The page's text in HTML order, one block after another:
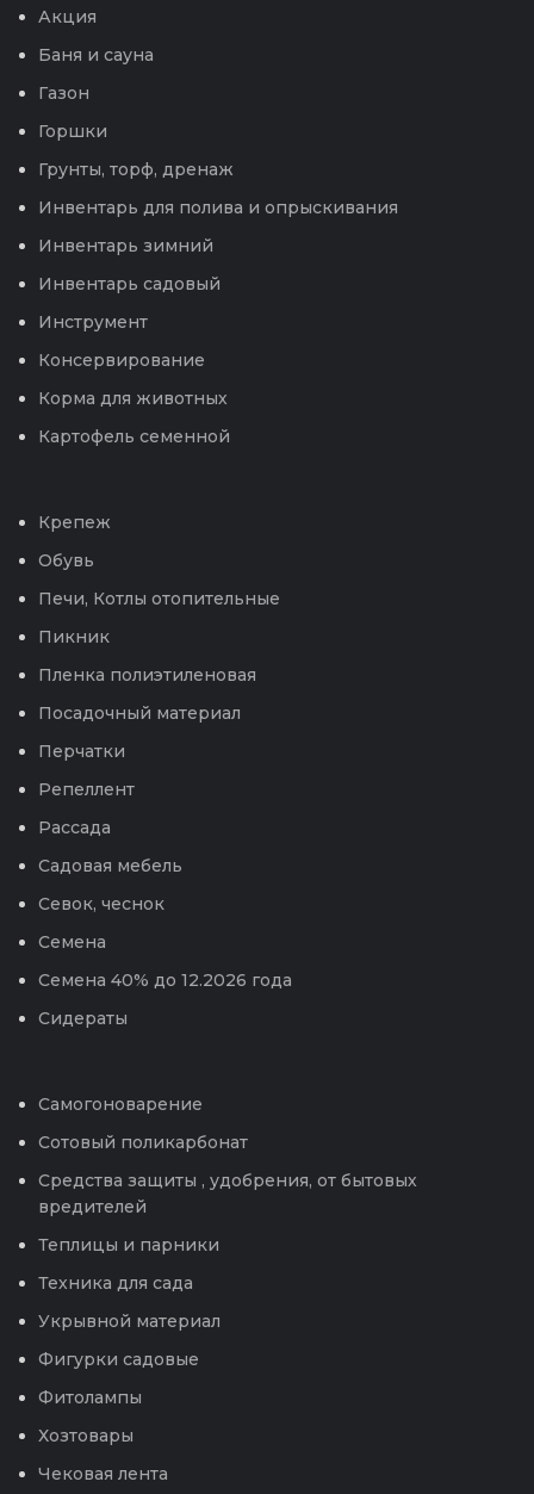
Акция
Баня и сауна
Газон
Горшки
Грунты, торф, дренаж
Инвентарь для полива и опрыскивания
Инвентарь зимний
Инвентарь садовый
Инструмент
Консервирование
Корма для животных
Картофель семенной
Крепеж
Обувь
Печи, Котлы отопительные
Пикник
Пленка полиэтиленовая
Посадочный материал
Перчатки
Репеллент
Рассада
Садовая мебель
Севок, чеснок
Семена
Семена 40% до 12.2026 года
Сидераты
Самогоноварение
Сотовый поликарбонат
Средства защиты , удобрения, от бытовых
вредителей
Теплицы и парники
Техника для сада
Укрывной материал
Фигурки садовые
Фитолампы
Хозтовары
Чековая лента